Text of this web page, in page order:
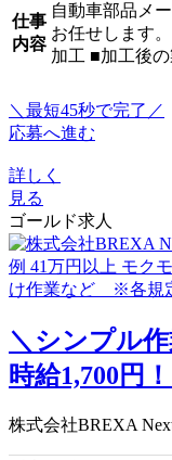
仕事
内容
自動車部品メ
お任せします
加工 ■加工後
＼最短45秒で完了／
応募へ進む
詳しく
見る
ゴールド求人
＼シンプル
時給1,700円
株式会社BREXA